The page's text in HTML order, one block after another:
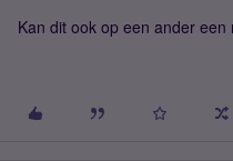
Kan dit ook op een ander